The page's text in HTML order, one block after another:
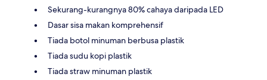
Sekurang-kurangnya 80% cahaya daripada LED
Dasar sisa makan komprehensif
Tiada botol minuman berbusa plastik
Tiada sudu kopi plastik
Tiada straw minuman plastik